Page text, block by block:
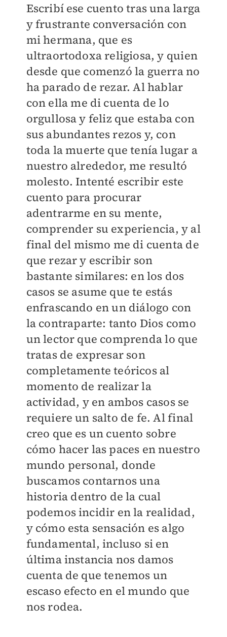
Escribí ese cuento tras una larga
y frustrante conversación con
mi hermana, que es
ultraortodoxa religiosa, y quien
desde que comenzó la guerra no
ha parado de rezar. Al hablar
con ella me di cuenta de lo
orgullosa y feliz que estaba con
sus abundantes rezos y, con
toda la muerte que tenía lugar a
nuestro alrededor, me resultó
molesto. Intenté escribir este
cuento para procurar
adentrarme en su mente,
comprender su experiencia, y al
final del mismo me di cuenta de
que rezar y escribir son
bastante similares: en los dos
casos se asume que te estás
enfrascando en un diálogo con
la contraparte: tanto Dios como
un lector que comprenda lo que
tratas de expresar son
completamente teóricos al
momento de realizar la
actividad, y en ambos casos se
requiere un salto de fe. Al final
creo que es un cuento sobre
cómo hacer las paces en nuestro
mundo personal, donde
buscamos contarnos una
historia dentro de la cual
podemos incidir en la realidad,
y cómo esta sensación es algo
fundamental, incluso si en
última instancia nos damos
cuenta de que tenemos un
escaso efecto en el mundo que
nos rodea.